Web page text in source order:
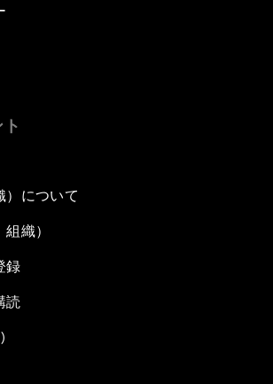
）について
織）
録
読